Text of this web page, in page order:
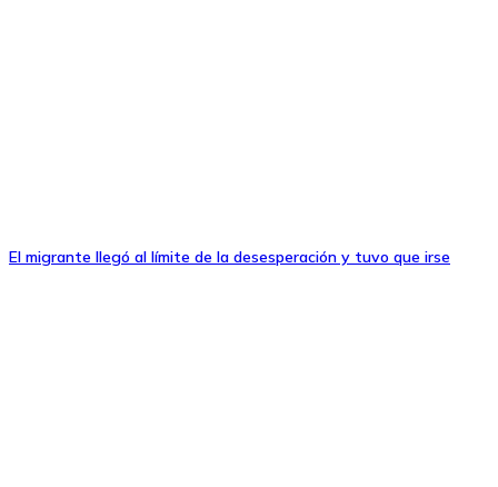
El migrante llegó al límite de la desesperación y tuvo que irse